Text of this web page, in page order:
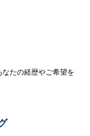
たの経歴やご希望を